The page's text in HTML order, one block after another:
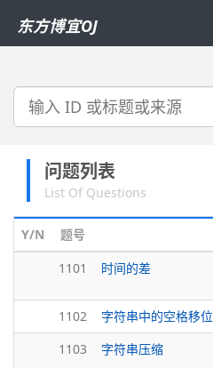
东方博宜OJ
搜
问题列表
List Of Questions
Y/N 题号
1101
时间的差
1102
字符串中的空格移位
1103
字符串压缩